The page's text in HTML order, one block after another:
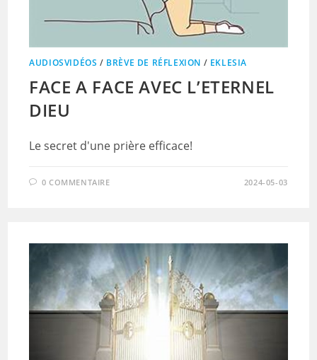
AUDIOSVIDÉOS / BRÈVE DE RÉFLEXION / EKLESIA
FACE A FACE AVEC L’ETERNEL
DIEU
Le secret d'une prière efficace!
0 COMMENTAIRE 2024-05-03